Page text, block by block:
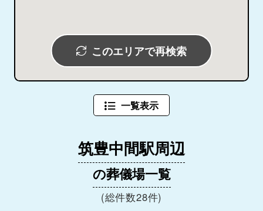
このエリアで再検索
一覧表示
筑豊中間駅周辺
の葬儀場一覧
(総件数28件)